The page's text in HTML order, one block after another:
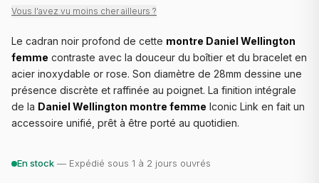
Vous l'avez vu moins cher ailleurs ?
Le cadran noir profond de cette montre Daniel Wellington
femme contraste avec la douceur du boîtier et du bracelet en
acier inoxydable or rose. Son diamètre de 28mm dessine une
présence discrète et raffinée au poignet. La finition intégrale
de la Daniel Wellington montre femme Iconic Link en fait un
accessoire unifié, prêt à être porté au quotidien.
En stock — Expédié sous 1 à 2 jours ouvrés